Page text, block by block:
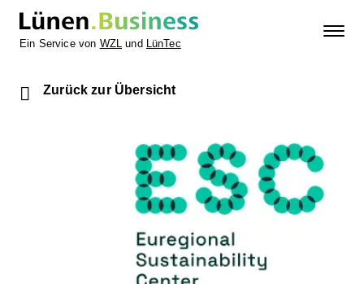
Ein Service von WZL und LünTec
Zurück zur Übersicht